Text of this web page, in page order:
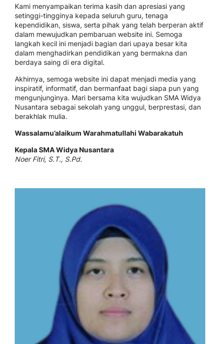
Kami menyampaikan terima kasih dan apresiasi yang
setinggi-tingginya kepada seluruh guru, tenaga
kependidikan, siswa, serta pihak yang telah berperan aktif
dalam mewujudkan pembaruan website ini. Semoga
langkah kecil ini menjadi bagian dari upaya besar kita
dalam menghadirkan pendidikan yang bermakna dan
berdaya saing di era digital.
Akhirnya, semoga website ini dapat menjadi media yang
inspiratif, informatif, dan bermanfaat bagi siapa pun yang
mengunjunginya. Mari bersama kita wujudkan SMA Widya
Nusantara sebagai sekolah yang unggul, berprestasi, dan
berakhlak mulia.
Wassalamu’alaikum Warahmatullahi Wabarakatuh
Kepala SMA Widya Nusantara
Noer Fitri, S.T., S.Pd.